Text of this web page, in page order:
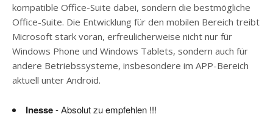
kompatible Office-Suite dabei, sondern die bestmögliche
Office-Suite. Die Entwicklung für den mobilen Bereich treibt
Microsoft stark voran, erfreulicherweise nicht nur für
Windows Phone und Windows Tablets, sondern auch für
andere Betriebssysteme, insbesondere im APP-Bereich
aktuell unter Android.
Inesse- Absolut zu empfehlen !!!